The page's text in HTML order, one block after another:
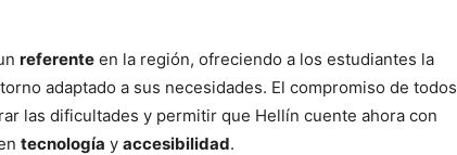
referente en la región, ofreciendo a los estudiantes la
adaptado a sus necesidades. El compromiso de todos
las dificultades y permitir que Hellín cuente ahora con
tecnología y accesibilidad.